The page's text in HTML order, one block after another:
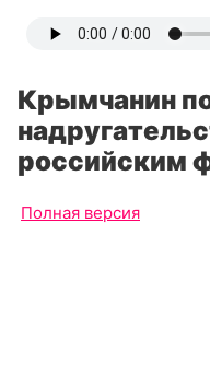
Крымчанин
российским
Полная версия